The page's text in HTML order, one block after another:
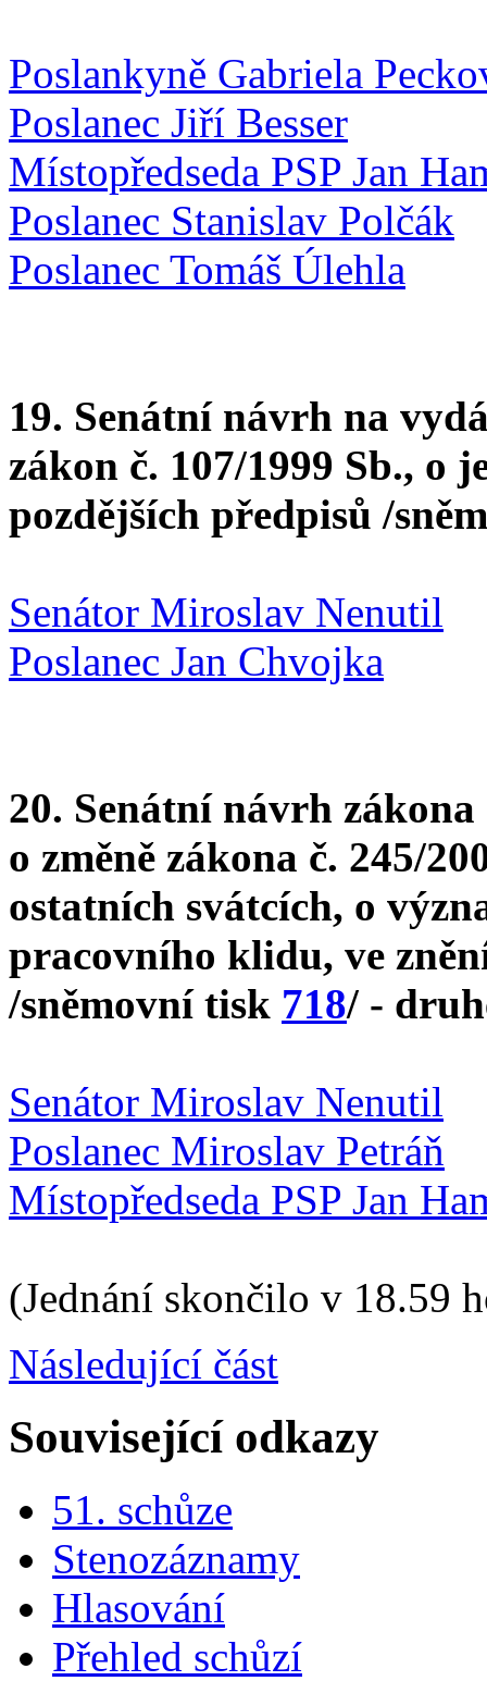
Poslankyně Gabriela
Poslanec Jiří Besser
Místopředseda PSP Jan
Poslanec Stanislav Polčák
Poslanec Tomáš Úlehla
19. Senátní návrh na
zákon č. 107/1999 Sb., o
pozdějších předpisů /
Senátor Miroslav Nenutil
Poslanec Jan Chvojka
20. Senátní návrh
o změně zákona č. 245/
ostatních svátcích, o
pracovního klidu, ve
/sněmovní tisk 718/ -
Senátor Miroslav Nenutil
Poslanec Miroslav Petráň
Místopředseda PSP Jan
(Jednání skončilo v 18.59
Následující část
Související odkazy
51. schůze
Stenozáznamy
Hlasování
Přehled schůzí